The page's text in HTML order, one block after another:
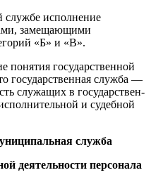
службе исполнение
замещающими
«Б» и «В».
понятия государственной
государственная служба —
служащих в государствен­
и судебной
служба
деятельности персонала